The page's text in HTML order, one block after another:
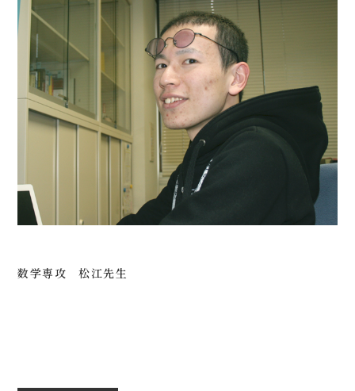
数学専攻 松江先生